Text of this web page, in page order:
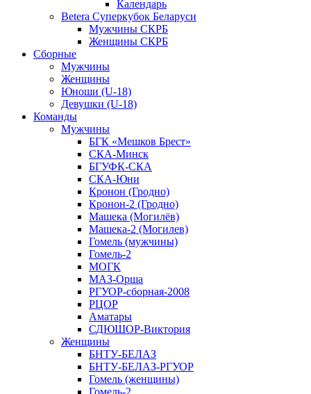
Календарь
Betera Суперкубок Беларуси
Мужчины СКРБ
Женщины СКРБ
Сборные
Мужчины
Женщины
Юноши (U-18)
Девушки (U-18)
Команды
Мужчины
БГК «Мешков Брест»
СКА-Минск
БГУФК-СКА
СКА-Юни
Кронон (Гродно)
Кронон-2 (Гродно)
Машека (Могилёв)
Машека-2 (Могилев)
Гомель (мужчины)
Гомель-2
МОГК
МАЗ-Орша
РГУОР-сборная-2008
РЦОР
Аматары
СДЮШОР-Виктория
Женщины
БНТУ-БЕЛАЗ
БНТУ-БЕЛАЗ-РГУОР
Гомель (женщины)
Гомель-2